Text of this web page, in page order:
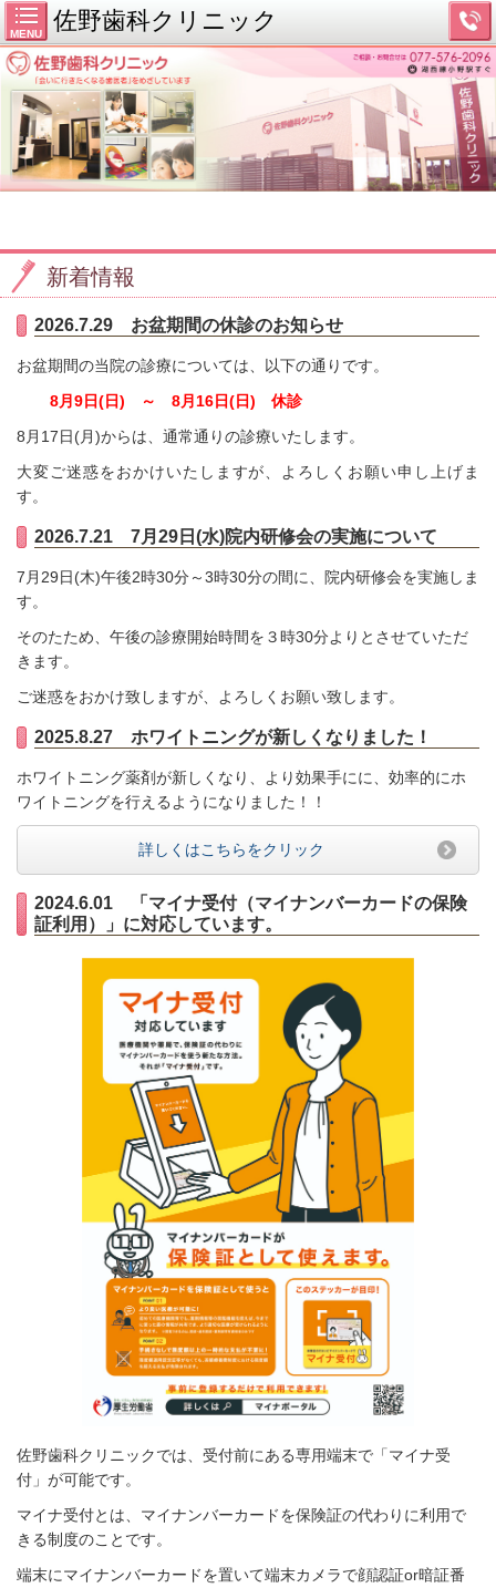
MENU 佐野歯科クリニック
新着情報
2026.7.29 お盆期間の休診のお知らせ
お盆期間の当院の診療については、以下の通りです。
8月9日(日) ～ 8月16日(日) 休診
8月17日(月)からは、通常通りの診療いたします。
大変ご迷惑をおかけいたしますが、よろしくお願い申し上げま
す。
2026.7.21 7月29日(水)院内研修会の実施について
7月29日(木)午後2時30分～3時30分の間に、院内研修会を実施しま
す。
そのたため、午後の診療開始時間を３時30分よりとさせていただ
きます。
ご迷惑をおかけ致しますが、よろしくお願い致します。
2025.8.27 ホワイトニングが新しくなりました！
ホワイトニング薬剤が新しくなり、より効果手にに、効率的にホ
ワイトニングを行えるようになりました！！
詳しくはこちらをクリック
2024.6.01 「マイナ受付（マイナンバーカードの保険
証利用）」に対応しています。
佐野歯科クリニックでは、受付前にある専用端末で「マイナ受
付」が可能です。
マイナ受付とは、マイナンバーカードを保険証の代わりに利用で
きる制度のことです。
端末にマイナンバーカードを置いて端末カメラで顔認証or暗証番